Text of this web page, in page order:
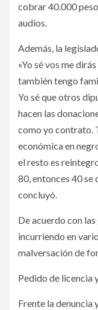
cobrar 40.000
audios.
Además, la
«Yo sé vos me
también tengo
Yo sé que otros
hacen las
como yo contrato.
económica en
el resto es
80, entonces 40 se
concluyó.
De acuerdo con
incurriendo en
malversación de
Pedido de licencia
Frente la denuncia